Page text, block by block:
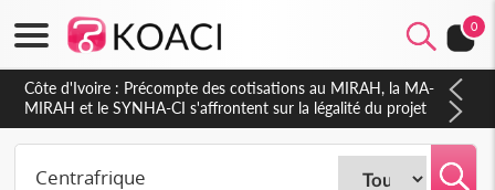
0
Côte d'Ivoire : Indépendance 2026, Thiam plaide pour un
environnement démocratique plus apaisé